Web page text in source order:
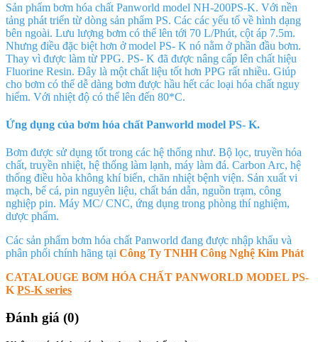
Sản phẩm bơm hóa chất Panworld model NH-200PS-K. Với nền
tảng phát triển từ dòng sản phẩm PS. Các các yếu tố về hình dạng
bên ngoài. Lưu lượng bơm có thể lên tới 70 L/Phút, cột áp 7.5m.
Nhưng điều đặc biệt hơn ở model PS- K nó nằm ở phần đầu bơm.
Thay vì được làm từ PPG. PS- K đã được nâng cấp lên chất hiệu
Fluorine Resin. Đây là một chất liệu tốt hơn PPG rất nhiều. Giúp
cho bơm có thể dễ dàng bơm được hầu hết các loại hóa chất nguy
hiểm. Với nhiệt độ có thể lên đến 80*C.
Ứng dụng của bơm hóa chất Panworld model PS- K.
Bơm được sử dụng tốt trong các hệ thống như. Bộ lọc, truyền hóa
chất, truyền nhiệt, hệ thống làm lạnh, máy làm đá. Carbon Arc, hệ
thống điều hòa không khí biển, chăn nhiệt bệnh viện. Sản xuất vi
mạch, bể cá, pin nguyên liệu, chất bán dẫn, nguồn trạm, công
nghiệp pin. Máy MC/ CNC, ứng dụng trong phòng thí nghiệm,
dược phẩm.
Các sản phẩm bơm hóa chất Panworld đang được nhập khẩu và
phân phối chính hãng tại Công Ty TNHH Công Nghệ Kim Phát
CATALOUGE BƠM HÓA CHẤT PANWORLD MODEL PS-
KPS-K series
Đánh giá (0)